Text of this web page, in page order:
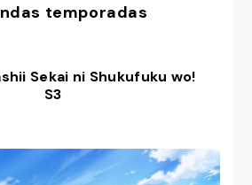
temporadas
Sekai ni Shukufuku wo!
S3